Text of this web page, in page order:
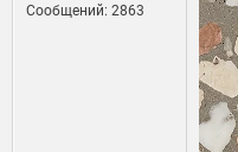
Сообщений: 2863